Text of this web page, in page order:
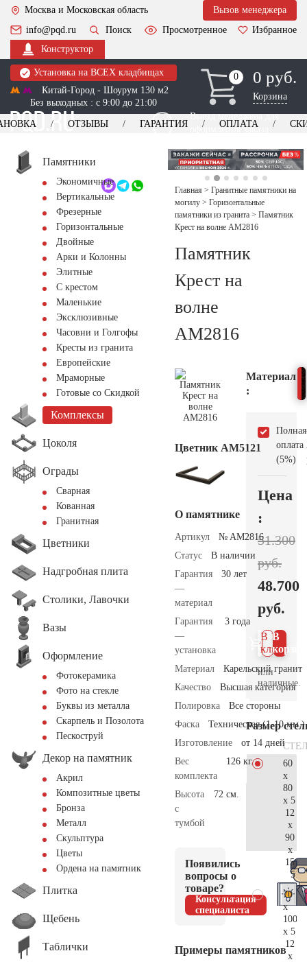
Москва и Московская область
Вызов менеджера
info@pqd.ru
Поиск Просмотренное
Избранное
Конструктор
Установка на ВСЕХ кладбищах
Китай-Город - Шоурум 130 м2
Без выходных : с 9:00 до 21:00
0
0 0 руб.
Корзина
Выезд менеджера для
оформления заказа
+7 (495) 518-44-23
Обратный звонок
ОТЗЫВЫ ГАРАНТИЯ ОПЛАТА
Памятники
Экономичные
Вертикальные
Фрезерные
Горизонтальные
Двойные
Арки и Колонны
Элитные
С крестом
Маленькие
Эксклюзивные
Часовни и Голгофы
Кресты из гранита
Европейские
Мраморные
Готовые со Скидкой
Комплексы
Цоколя
Ограды
Сварная
Кованная
Гранитная
Цветники
Надгробная плита
Столики, Лавочки
Вазы
Оформление
Фотокерамика
Фото на стекле
Буквы из металла
Скарпель и Позолота
Пескоструй
Декор на памятник
Акрил
Композитные цветы
Бронза
Металл
Скульптура
Цветы
Ордена на памятник
Плитка
Щебень
Таблички
Главная > Гранитные памятники на
могилу > Горизонтальные
памятники из гранита > Памятник
Крест на волне AM2816
Памятник
Крест на
волне
AM2816
Цветник АМ5121
О памятнике
Артикул
№ AM2816
Статус
В наличии
Гарантия
—
материал
30 лет
Гарантия
—
установка
3 года
Материал
Карельский гранит
Качество
Высшая категория
Полировка
Все стороны
Фаска
Техническая (1-10 мм.)
Изготовление
от 14 дней
Вес
комплекта
126 кг.
Высота
с
тумбой
72 см.
Появились
вопросы о
товаре?
Консультация
специалиста
Примеры памятников
Материал
:
Полная
оплата
(5%)
Цена
:
51.300
руб.
48.700
руб.
В
В 1
клик
или
наличные.
Размер
60
x
80
x 5
12
x
90
x
15
70
x
100
x 5
12
x